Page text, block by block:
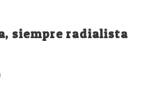
siempre radialista